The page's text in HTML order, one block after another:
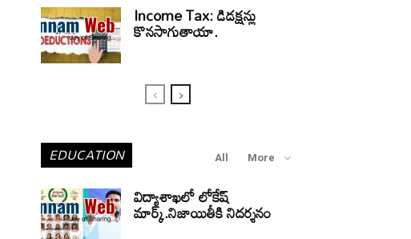
Income Tax: డిడక్షన్లు
కొనసాగుతాయా.
EDUCATION All More
విద్యాశాఖలో లోకేష్
మార్క్.నిజాయితీకి నిదర్శనం